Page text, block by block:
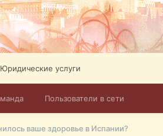
Пользователи в сети
Юридические услуги
ваше здоровье в Испании?
форума?т из э